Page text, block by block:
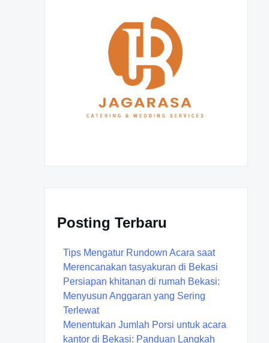
Posting Terbaru
Tips Mengatur Rundown Acara saat
Merencanakan tasyakuran di Bekasi
Persiapan khitanan di rumah Bekasi:
Menyusun Anggaran yang Sering
Terlewat
Menentukan Jumlah Porsi untuk acara
kantor di Bekasi: Panduan Langkah